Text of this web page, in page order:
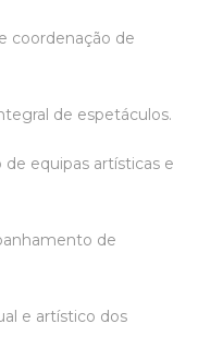
coordenação de
de espetáculos.
equipas artísticas e
de
e artístico dos